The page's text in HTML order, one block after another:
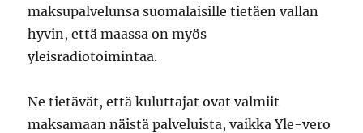
maksupalvelunsa suomalaisille tietäen vallan
hyvin, että maassa on myös
yleisradiotoimintaa.
Ne tietävät, että kuluttajat ovat valmiit
maksamaan näistä palveluista, vaikka Yle-vero